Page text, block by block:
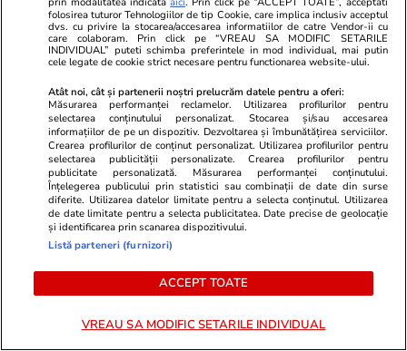
Patek Philippe și Rolex
Horoscop 24 iul.
Horoscop Urania | Previziuni astrologice pentru
perioada 25 – 31 iulie 2026. Luna Plină în
Vărsător
Bani și Afaceri 07:32
Benzina și motorina s-au scumpit sâmbătă, 25
iulie. Cât costă litrul de carburant în București,
Iași, Cluj-Napoca, Timișoara și Constanța
folosirea tuturor Tehnologiilor de tip Cookie, care implica inclusiv acceptul
dvs. cu privire la stocarea/accesarea informatiilor de catre Vendor-ii cu
care colaboram. Prin click pe “VREAU SA MODIFIC SETARILE
INDIVIDUAL” puteti schimba preferintele in mod individual, mai putin
cele legate de cookie strict necesare pentru functionarea website-ului.
Atât noi, cât și partenerii noștri prelucrăm datele pentru a oferi:
Măsurarea performanței reclamelor. Utilizarea profilurilor pentru
selectarea conținutului personalizat. Stocarea și/sau accesarea
informațiilor de pe un dispozitiv. Dezvoltarea și îmbunătățirea serviciilor.
Crearea profilurilor de conținut personalizat. Utilizarea profilurilor pentru
selectarea publicității personalizate. Crearea profilurilor pentru
publicitate personalizată. Măsurarea performanței conținutului.
Înțelegerea publicului prin statistici sau combinații de date din surse
diferite. Utilizarea datelor limitate pentru a selecta conținutul. Utilizarea
de date limitate pentru a selecta publicitatea. Date precise de geolocație
și identificarea prin scanarea dispozitivului.
Listă parteneri (furnizori)
ACCEPT TOATE
VREAU SA MODIFIC SETARILE INDIVIDUAL